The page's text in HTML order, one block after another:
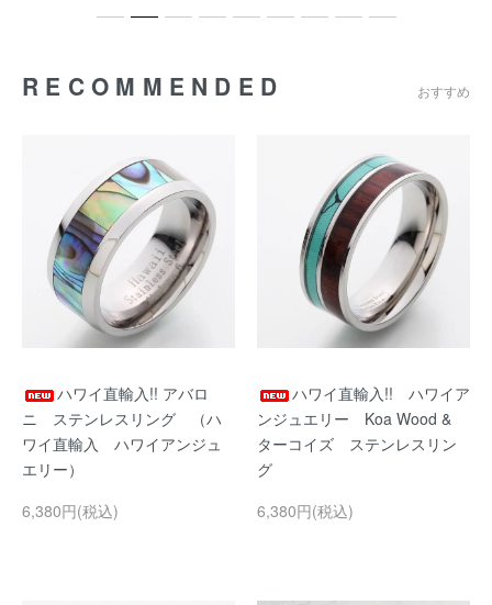
RECOMMENDED おすすめ
ハワイ直輸入!! アバロ
ニ ステンレスリング （ハ
ワイ直輸入 ハワイアンジュ
エリー）
6,380円(税込)
ハワイ直輸入!! ハワイア
ンジュエリー Koa Wood &
ターコイズ ステンレスリン
グ
6,380円(税込)